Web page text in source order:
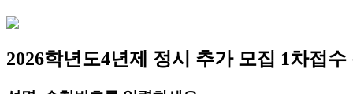
2026학년도4년제 정시 추가 모집 1차접수